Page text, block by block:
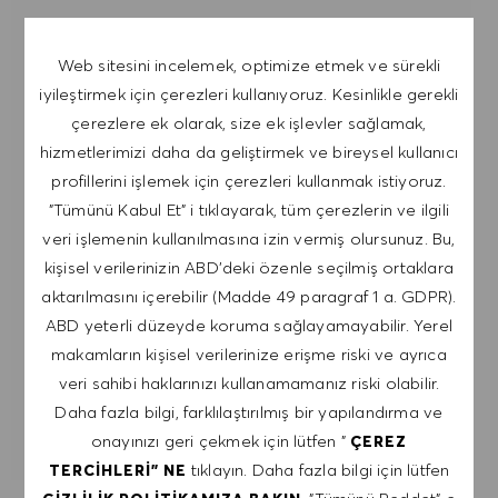
Web sitesini incelemek, optimize etmek ve sürekli
iyileştirmek için çerezleri kullanıyoruz. Kesinlikle gerekli
çerezlere ek olarak, size ek işlevler sağlamak,
hizmetlerimizi daha da geliştirmek ve bireysel kullanıcı
profillerini işlemek için çerezleri kullanmak istiyoruz.
"Tümünü Kabul Et" i tıklayarak, tüm çerezlerin ve ilgili
veri işlemenin kullanılmasına izin vermiş olursunuz. Bu,
kişisel verilerinizin ABD'deki özenle seçilmiş ortaklara
aktarılmasını içerebilir (Madde 49 paragraf 1 a. GDPR).
ABD yeterli düzeyde koruma sağlayamayabilir. Yerel
makamların kişisel verilerinize erişme riski ve ayrıca
veri sahibi haklarınızı kullanamamanız riski olabilir.
Daha fazla bilgi, farklılaştırılmış bir yapılandırma ve
onayınızı geri çekmek için lütfen " ÇEREZ
TERCIHLERI" NE tıklayın. Daha fazla bilgi için lütfen
davetiyeleri ve diğer kariyerle ilgili konuları içeren
e-postalar almayı kabul ediyorum. Bu e-
postalardan istediğim zaman, örneğin her e-
postada bulunan bağlantıya tıklayarak,
çıkabileceğimi kabul ediyorum. Kişisel verilerimin
GIZLILIK POLITIKASI'na uygun olarak
işleneceğini kabul ediyorum.
E-posta adresini gir (Gerekli)
GÖNDER
UYARILARI YÖNET